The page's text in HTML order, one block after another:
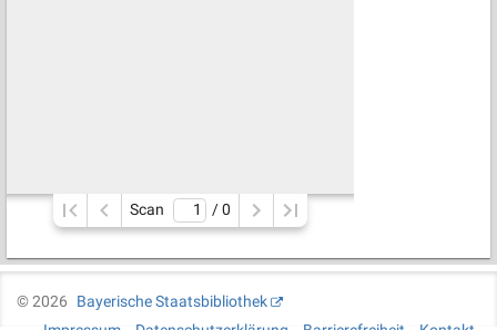
Scan / 0
©2026
Bayerische Staatsbibliothek